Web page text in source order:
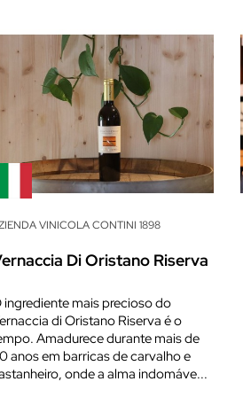
VINICOLA CONTINI 1898
Di Oristano Riserva
ingrediente mais precioso do
di Oristano Riserva é o
Amadurece durante mais de
anos em barricas de carvalho e
onde a alma indomáve...